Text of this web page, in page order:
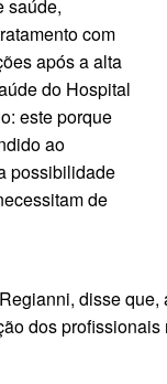
saúde,
com
após a alta
do Hospital
este porque
ao
possibilidade
de
disse
dos